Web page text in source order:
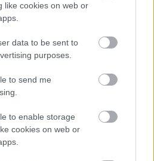
like cookies on web or
data to be sent to
purposes.
to send me
to enable storage
cookies on web or